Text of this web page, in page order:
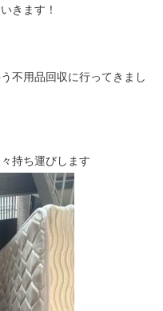
きます！
不用品回収に行ってきまし
持ち運びします